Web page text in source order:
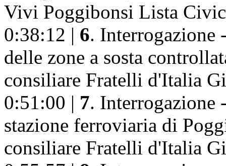
Vivi Poggibonsi Lista
0:38:12 | 6. Interrogazione
delle zone a sosta
consiliare Fratelli d'Italia
0:51:00 | 7.
stazione ferroviaria di
consiliare Fratelli d'Italia